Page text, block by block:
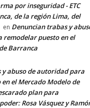
por inseguridad - ETC
de la región Lima, del
en Denuncian trabas y
remodelar puesto en el
Barranca
abuso de autoridad para
el Mercado Modelo de
plan para
Rosa Vásquez y